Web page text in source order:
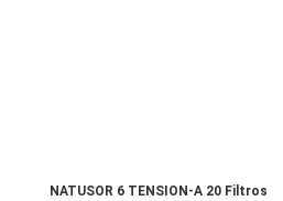
NATUSOR 6 TENSION-A 20 Filtros